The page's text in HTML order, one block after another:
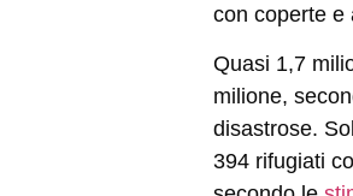
con coperte e
Quasi 1,7
milione,
disastrose.
394 rifugiati